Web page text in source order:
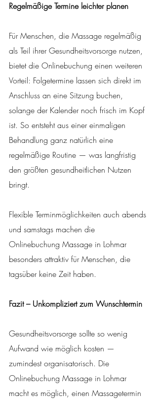
Regelmäßige Termine leichter planen
Für Menschen, die Massage regelmäßig
als Teil ihrer Gesundheitsvorsorge nutzen,
bietet die Onlinebuchung einen weiteren
Vorteil: Folgetermine lassen sich direkt im
Anschluss an eine Sitzung buchen,
solange der Kalender noch frisch im Kopf
ist. So entsteht aus einer einmaligen
Behandlung ganz natürlich eine
regelmäßige Routine — was langfristig
den größten gesundheitlichen Nutzen
bringt.
Flexible Terminmöglichkeiten auch abends
und samstags machen die
Onlinebuchung Massage in Lohmar
besonders attraktiv für Menschen, die
tagsüber keine Zeit haben.
Fazit – Unkompliziert zum Wunschtermin
Gesundheitsvorsorge sollte so wenig
Aufwand wie möglich kosten —
zumindest organisatorisch. Die
Onlinebuchung Massage in Lohmar
macht es möglich, einen Massagetermin